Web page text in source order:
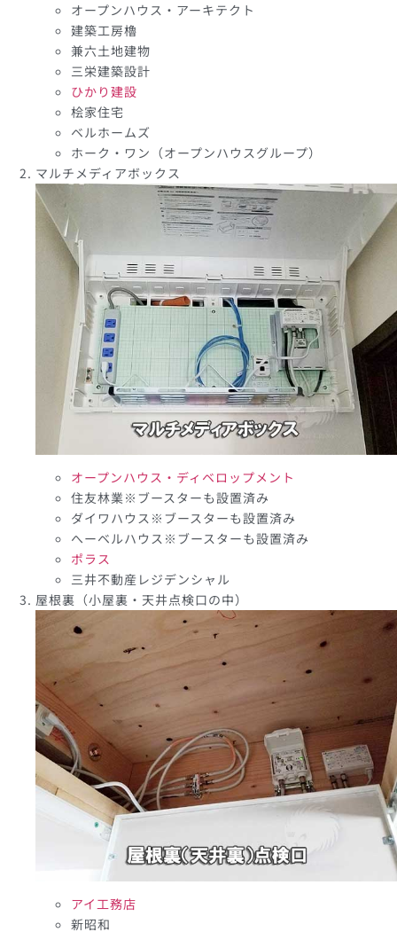
オープンハウス・アーキテクト
建築工房櫓
兼六土地建物
三栄建築設計
ひかり建設
桧家住宅
ベルホームズ
ホーク・ワン（オープンハウスグループ）
マルチメディアボックス
オープンハウス・ディベロップメント
住友林業※ブースターも設置済み
ダイワハウス※ブースターも設置済み
へーベルハウス※ブースターも設置済み
ポラス
三井不動産レジデンシャル
屋根裏（小屋裏・天井点検口の中）
アイ工務店
新昭和